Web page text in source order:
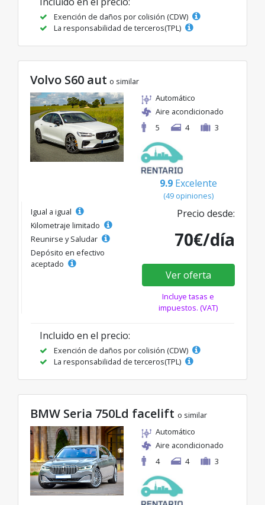
Exención de daños por colisión (CDW)
La responsabilidad de terceros(TPL)
Volvo S60 aut o similar
Automático
Aire acondicionado
5
4 3
9.9 Excelente
(49 opiniones)
Igual a igual
Kilometraje limitado
Reunirse y Saludar
Depósito en efectivo
aceptado
Precio desde:
70€/día
Ver oferta
Incluye tasas e
impuestos. (VAT)
Incluido en el precio:
Exención de daños por colisión (CDW)
La responsabilidad de terceros(TPL)
BMW Seria 750Ld facelift o similar
Automático
Aire acondicionado
4
4 3